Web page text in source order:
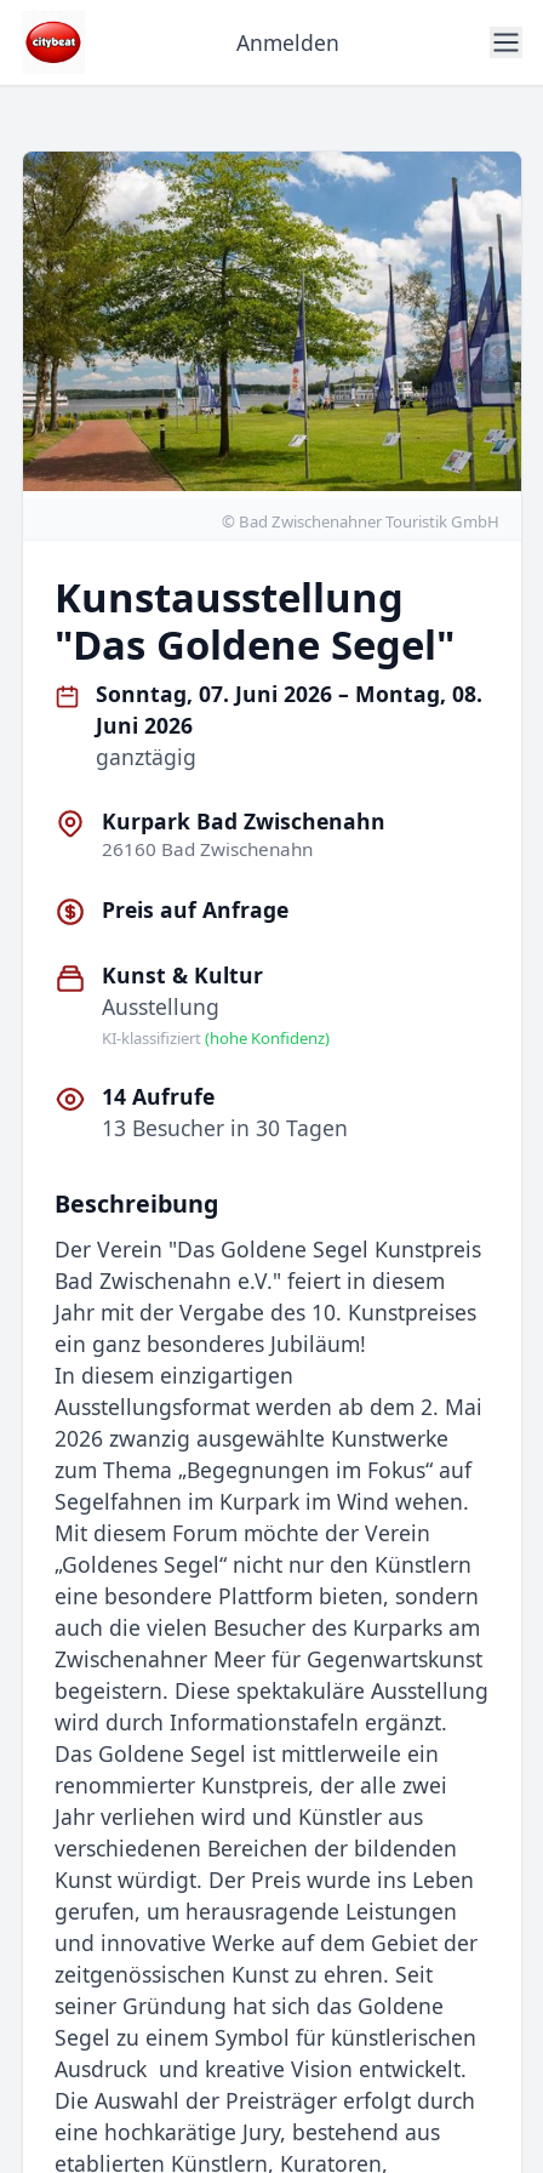
Anmelden
© Bad Zwischenahner Touristik GmbH
Kunstausstellung
"Das Goldene Segel"
Sonntag, 07. Juni 2026 – Montag, 08.
Juni 2026
ganztägig
Kurpark Bad Zwischenahn
26160 Bad Zwischenahn
Preis auf Anfrage
Kunst & Kultur
Ausstellung
KI-klassifiziert(hohe Konfidenz)
14 Aufrufe
13 Besucher in 30 Tagen
Beschreibung
Der Verein "Das Goldene Segel Kunstpreis
Bad Zwischenahn e.V." feiert in diesem
Jahr mit der Vergabe des 10. Kunstpreises
ein ganz besonderes Jubiläum!
In diesem einzigartigen
Ausstellungsformat werden ab dem 2. Mai
2026 zwanzig ausgewählte Kunstwerke
zum Thema „Begegnungen im Fokus“ auf
Segelfahnen im Kurpark im Wind wehen.
Mit diesem Forum möchte der Verein
„Goldenes Segel“ nicht nur den Künstlern
eine besondere Plattform bieten, sondern
auch die vielen Besucher des Kurparks am
Zwischenahner Meer für Gegenwartskunst
begeistern. Diese spektakuläre Ausstellung
wird durch Informationstafeln ergänzt.
Das Goldene Segel ist mittlerweile ein
renommierter Kunstpreis, der alle zwei
Jahr verliehen wird und Künstler aus
verschiedenen Bereichen der bildenden
Kunst würdigt. Der Preis wurde ins Leben
gerufen, um herausragende Leistungen
und innovative Werke auf dem Gebiet der
zeitgenössischen Kunst zu ehren. Seit
seiner Gründung hat sich das Goldene
Segel zu einem Symbol für künstlerischen
Ausdruck und kreative Vision entwickelt.
Die Auswahl der Preisträger erfolgt durch
eine hochkarätige Jury, bestehend aus
etablierten Künstlern, Kuratoren,